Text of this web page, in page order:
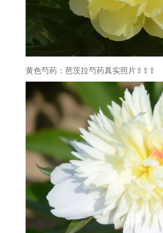
黄色芍药：芭茨拉芍药真实照片⇪⇪⇪